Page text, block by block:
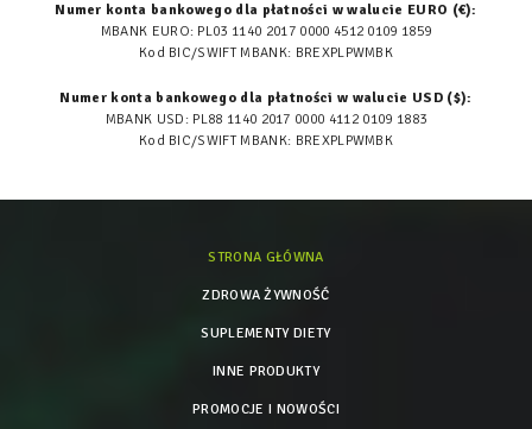
Numer konta bankowego dla płatności w walucie EURO (€):
MBANK EURO: PL03 1140 2017 0000 4512 0109 1859
Kod BIC/SWIFT MBANK: BREXPLPWMBK
Numer konta bankowego dla płatności w walucie USD ($):
MBANK USD: PL88 1140 2017 0000 4112 0109 1883
Kod BIC/SWIFT MBANK: BREXPLPWMBK
STRONA GŁÓWNA
ZDROWA ŻYWNOŚĆ
SUPLEMENTY DIETY
INNE PRODUKTY
PROMOCJE I NOWOŚCI